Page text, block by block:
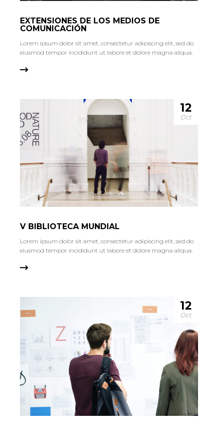
EXTENSIONES DE LOS MEDIOS DE
COMUNICACIÓN
Lorem ipsum dolor sit amet, consectetur adipiscing elit, sed do
eiusmod tempor incididunt ut labore et dolore magna aliqua.
12
Oct
V BIBLIOTECA MUNDIAL
Lorem ipsum dolor sit amet, consectetur adipiscing elit, sed do
eiusmod tempor incididunt ut labore et dolore magna aliqua.
12
Oct